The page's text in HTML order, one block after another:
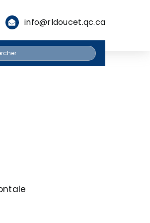
info@rldoucet.qc.ca